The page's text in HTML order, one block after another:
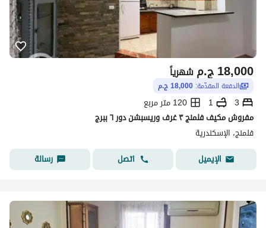
ج.م18,000 شهرياً
الدفعة المقدّمة: 18,000 ج.م
3
1
120 متر مربع
مفروش مكيف فلمنج ٣ غرف وريسبشن دور ٦ ببرج
فلمنج، الإسكندرية
الإيميل
اتصل رسالة